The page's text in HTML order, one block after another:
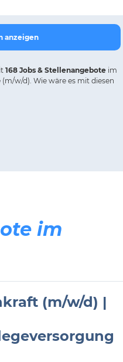
anzeigen
168 Jobs & Stellenangebote im
(m/w/d). Wie wäre es mit diesen
im
(m/w/d) |